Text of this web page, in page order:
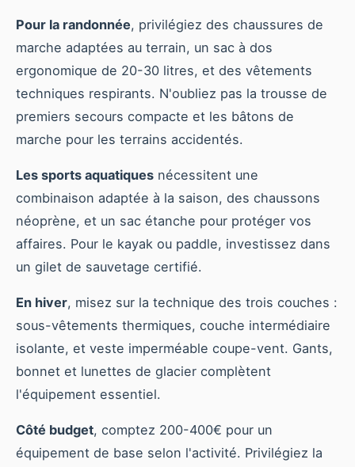
Pour la randonnée, privilégiez des chaussures de
marche adaptées au terrain, un sac à dos
ergonomique de 20-30 litres, et des vêtements
techniques respirants. N'oubliez pas la trousse de
premiers secours compacte et les bâtons de
marche pour les terrains accidentés.
Les sports aquatiques nécessitent une
combinaison adaptée à la saison, des chaussons
néoprène, et un sac étanche pour protéger vos
affaires. Pour le kayak ou paddle, investissez dans
un gilet de sauvetage certifié.
En hiver, misez sur la technique des trois couches :
sous-vêtements thermiques, couche intermédiaire
isolante, et veste imperméable coupe-vent. Gants,
bonnet et lunettes de glacier complètent
l'équipement essentiel.
Côté budget, comptez 200-400€ pour un
équipement de base selon l'activité. Privilégiez la